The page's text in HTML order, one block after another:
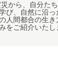
から、自分た
び、自然に沿
人間都合の生
をご紹介いたし